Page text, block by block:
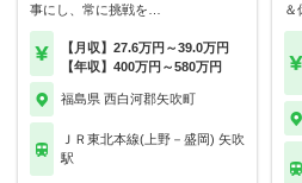
事にし、常に挑戦を…
【月収】27.6万円～39.0万円
【年収】400万円～580万円
福島県 西白河郡矢吹町
ＪＲ東北本線(上野－盛岡) 矢吹
駅
＆